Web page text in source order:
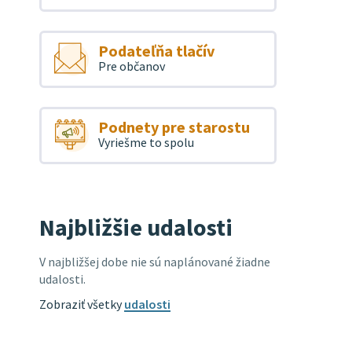
Podateľňa tlačív
Pre občanov
Podnety pre starostu
Vyriešme to spolu
Najbližšie udalosti
V najbližšej dobe nie sú naplánované žiadne
udalosti.
Zobraziť všetkyudalosti